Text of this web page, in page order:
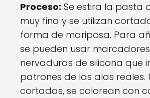
Proceso: Se estira la pasta
muy fina y se utilizan
forma de mariposa. Para
se pueden usar
nervaduras de silicona que
patrones de las alas reales.
cortadas, se colorean con